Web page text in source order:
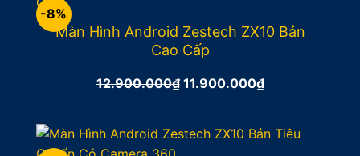
-8%
Màn Hình Android Zestech ZX10 Bản
Cao Cấp
12.900.000₫ Giá
12.900.000₫.
11.900.000₫Giá
là: